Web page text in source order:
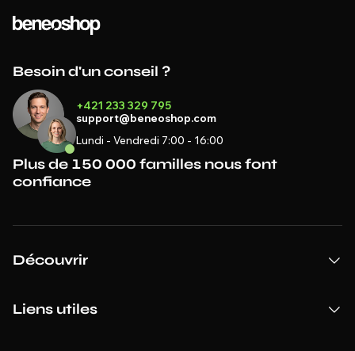
Besoin d'un conseil ?
+421 233 329 795
support@beneoshop.com
Lundi - Vendredi 7:00 - 16:00
Plus de 150 000 familles nous font
confiance
Découvrir
Liens utiles